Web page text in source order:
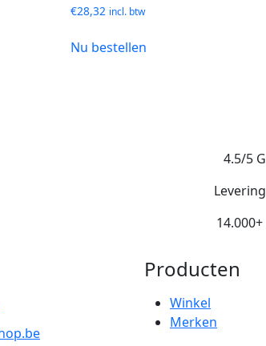
€28,32 incl. btw
Nu bestellen
4.5/5
Producten
Winkel
Merken